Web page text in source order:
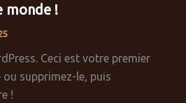
monde !
Ceci est votre premier
supprimez-le, puis
!